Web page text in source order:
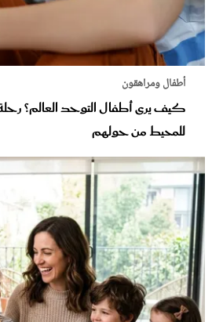
أطفال ومراهقون
كيف يرى أطفال التوحد العالم؟
للمحيط من حولهم